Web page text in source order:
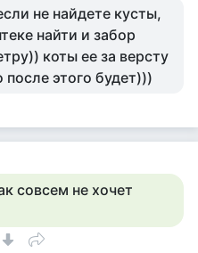
не найдете кусты,
найти и забор
коты ее за версту
этого будет)))
совсем не хочет